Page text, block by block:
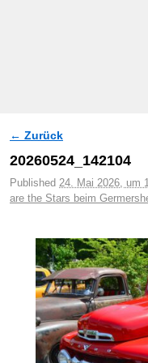
Bilder-Navigation
← Zurück
20260524_142104
Published 24. Mai 2026, um
are the Stars beim